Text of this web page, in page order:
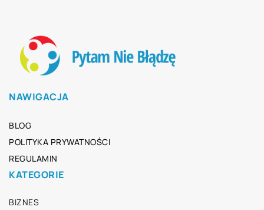
NAWIGACJA
BLOG
POLITYKA PRYWATNOŚCI
REGULAMIN
KATEGORIE
BIZNES